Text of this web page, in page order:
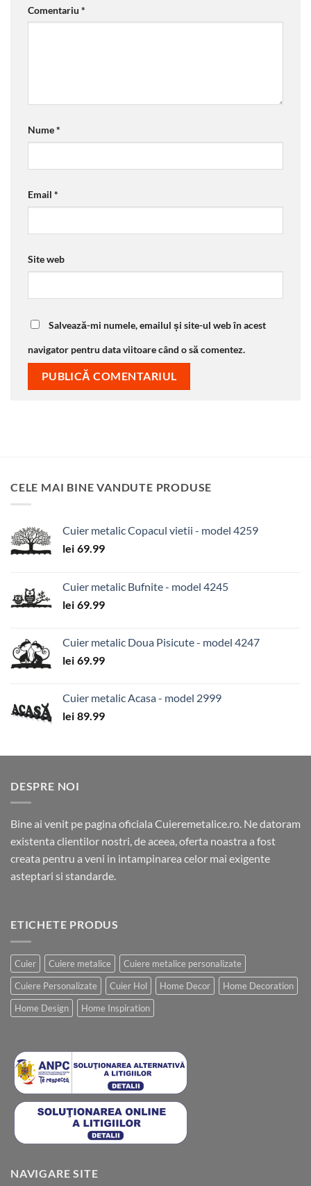
Comentariu *
Nume*
Email *
Site web
Salvează-mi numele, emailul și site-ul web în acest
navigator pentru data viitoare când o să comentez.
CELE MAI BINE VANDUTE PRODUSE
Cuier metalic Copacul vietii - model 4259
lei 69.99
Cuier metalic Bufnite - model 4245
lei 69.99
Cuier metalic Doua Pisicute - model 4247
lei 69.99
Cuier metalic Acasa - model 2999
lei 89.99
DESPRE NOI
Bine ai venit pe pagina oficiala Cuieremetalice.ro. Ne datoram
existenta clientilor nostri, de aceea, oferta noastra a fost
creata pentru a veni in intampinarea celor mai exigente
asteptari si standarde.
ETICHETE PRODUS
Cuier Cuiere metalice
Cuiere metalice personalizate
Cuiere Personalizate
Cuier Hol Home Decor
Home Decoration
Home Design
Home Inspiration
NAVIGARE SITE